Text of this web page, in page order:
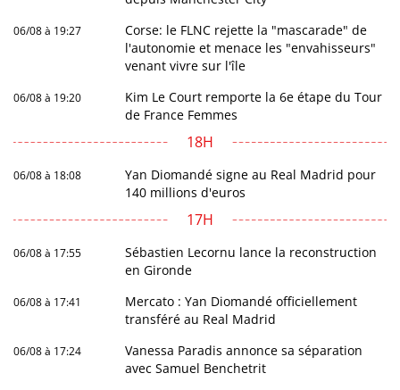
06/08 à 19:27
Corse: le FLNC rejette la "mascarade" de
l'autonomie et menace les "envahisseurs"
venant vivre sur l'île
06/08 à 19:20
Kim Le Court remporte la 6e étape du Tour
de France Femmes
18H
06/08 à 18:08
Yan Diomandé signe au Real Madrid pour
140 millions d'euros
17H
06/08 à 17:55
Sébastien Lecornu lance la reconstruction
en Gironde
06/08 à 17:41
Mercato : Yan Diomandé officiellement
transféré au Real Madrid
06/08 à 17:24
Vanessa Paradis annonce sa séparation
avec Samuel Benchetrit